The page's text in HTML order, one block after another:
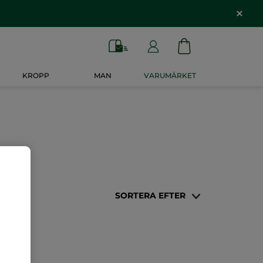
KROPP MAN VARUMÄRKET
SORTERA EFTER